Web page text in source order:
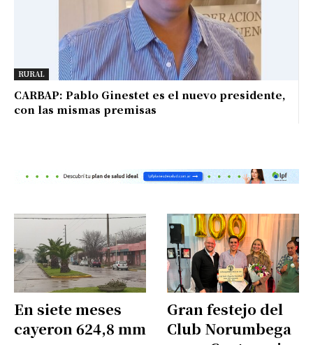
RURAL
CARBAP: Pablo Ginestet es el nuevo presidente,
con las mismas premisas
En siete meses
cayeron 624,8 mm
Gran festejo del
Club Norumbega